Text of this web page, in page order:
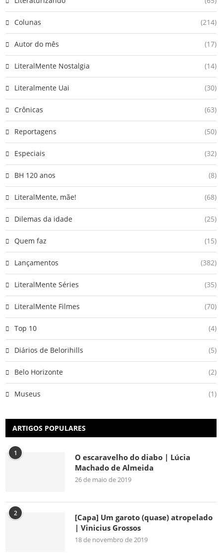
Colunas (214)
Autor do mês (17)
LiteralMente Nostalgia (14)
Literalmente Uai (30)
Crônicas (63)
Reportagens (50)
Especiais (32)
BH 120 anos (8)
LiteralMente, mãe! (68)
Dilemas da idade (25)
Quem faz (15)
Lançamentos (382)
LiteralMente Séries (35)
LiteralMente Filmes (70)
Top 10 (4)
Diários de Belorihills (5)
Belo Horizonte (2)
Museus (1)
ARTIGOS POPULARES
1
O escaravelho do diabo | Lúcia
Machado de Almeida
26 de maio de 2019
2
[Capa] Um garoto (quase) atropelado
| Vinicius Grossos
18 de novembro de 2019